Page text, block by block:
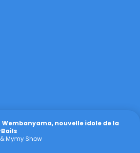
nouvelle idole de la
Mymy Show